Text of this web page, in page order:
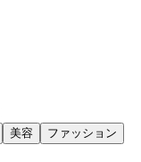
美容
ファッション